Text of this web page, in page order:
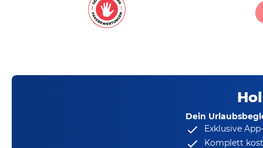
Dein
Exklusive
Komplett